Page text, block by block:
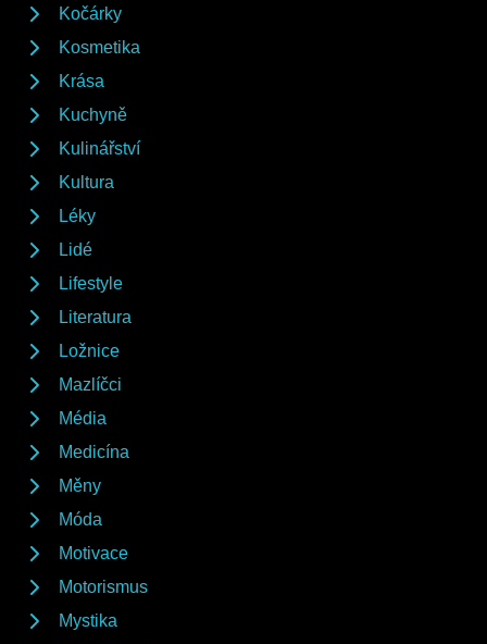
Kočárky
Kosmetika
Krása
Kuchyně
Kulinářství
Kultura
Léky
Lidé
Lifestyle
Literatura
Ložnice
Mazlíčci
Média
Medicína
Měny
Móda
Motivace
Motorismus
Mystika